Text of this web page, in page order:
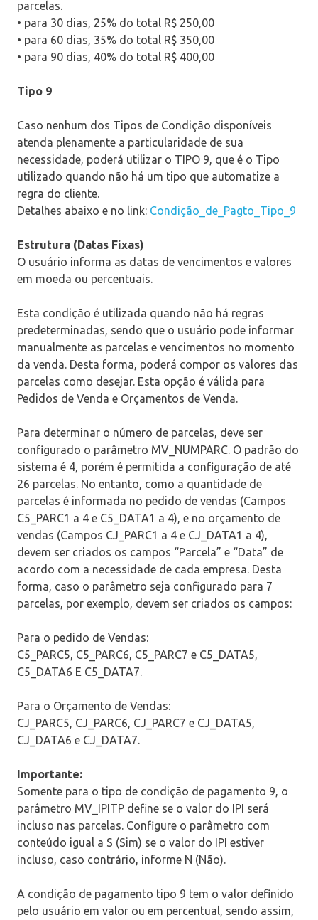
parcelas.
• para 30 dias, 25% do total R$ 250,00
• para 60 dias, 35% do total R$ 350,00
• para 90 dias, 40% do total R$ 400,00
Tipo 9
Caso nenhum dos Tipos de Condição disponíveis
atenda plenamente a particularidade de sua
necessidade, poderá utilizar o TIPO 9, que é o Tipo
utilizado quando não há um tipo que automatize a
regra do cliente.
Detalhes abaixo e no link: Condição_de_Pagto_Tipo_9
Estrutura (Datas Fixas)
O usuário informa as datas de vencimentos e valores
em moeda ou percentuais.
Esta condição é utilizada quando não há regras
predeterminadas, sendo que o usuário pode informar
manualmente as parcelas e vencimentos no momento
da venda. Desta forma, poderá compor os valores das
parcelas como desejar. Esta opção é válida para
Pedidos de Venda e Orçamentos de Venda.
Para determinar o número de parcelas, deve ser
configurado o parâmetro MV_NUMPARC. O padrão do
sistema é 4, porém é permitida a configuração de até
26 parcelas. No entanto, como a quantidade de
parcelas é informada no pedido de vendas (Campos
C5_PARC1 a 4 e C5_DATA1 a 4), e no orçamento de
vendas (Campos CJ_PARC1 a 4 e CJ_DATA1 a 4),
devem ser criados os campos “Parcela” e “Data” de
acordo com a necessidade de cada empresa. Desta
forma, caso o parâmetro seja configurado para 7
parcelas, por exemplo, devem ser criados os campos:
Para o pedido de Vendas:
C5_PARC5, C5_PARC6, C5_PARC7 e C5_DATA5,
C5_DATA6 E C5_DATA7.
Para o Orçamento de Vendas:
CJ_PARC5, CJ_PARC6, CJ_PARC7 e CJ_DATA5,
CJ_DATA6 e CJ_DATA7.
Importante:
Somente para o tipo de condição de pagamento 9, o
parâmetro MV_IPITP define se o valor do IPI será
incluso nas parcelas. Configure o parâmetro com
conteúdo igual a S (Sim) se o valor do IPI estiver
incluso, caso contrário, informe N (Não).
A condição de pagamento tipo 9 tem o valor definido
pelo usuário em valor ou em percentual, sendo assim,